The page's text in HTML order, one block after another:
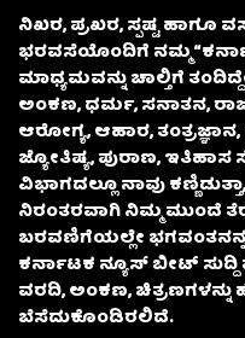
ನಿಖರ, ಪ್ರಖರ, ಸ್ಪಷ್ಟ ಹಾಗೂ
ಭರವಸೆಯೊಂದಿಗೆ ನಮ್ಮ
ಮಾಧ್ಯಮವನ್ನು ಚಾಲ್ತಿಗೆ
ಅಂಕಣ, ಧರ್ಮ, ಸನಾತನ,
ಆರೋಗ್ಯ, ಆಹಾರ,
ಜ್ಯೋತಿಷ್ಯ, ಪುರಾಣ,
ವಿಭಾಗದಲ್ಲೂ ನಾವು
ನಿರಂತರವಾಗಿ ನಿಮ್ಮ ಮುಂದೆ
ಬರವಣಿಗೆಯಲ್ಲೇ ಭಗವಂತನನ್ನ
ಕರ್ನಾಟಕ ನ್ಯೂಸ್ ಬೀಟ್
ವರದಿ, ಅಂಕಣ, ಚಿತ್ರಣಗಳನ್ನು
ಬೆಸೆದುಕೊಂಡಿರಲಿದೆ.